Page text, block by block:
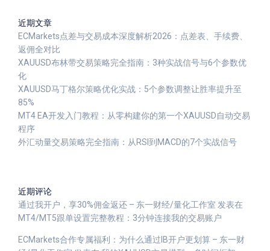
近期文章
ECMarkets点差与交易成本深度解析2026：点差表、手续费、
返佣全对比
XAUUSD布林带交易策略完全指南：3种实战信号与6个参数优
化
XAUUSD马丁格尔策略优化实战：5个参数调整让胜率提升至
85%
MT4 EA开发入门教程：从零构建你的第一个XAUUSD自动交易
程序
外汇动量交易策略完全指南：从RSI到MACD的7个实战信号
近期评论
通过我开户，享30%佣金返还 – 东一财经/量化工作室 发表在
MT4/MT5跟单设置完整教程：3分钟连接我的交易账户
ECMarkets合作专属福利：为什么通过IB开户更划算 – 东一财